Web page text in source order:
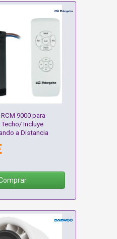
9000 para
Incluye
a Distancia